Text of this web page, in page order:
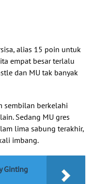
alias 15 poin untuk
empat besar terlalu
dan MU tak banyak
sembilan berkelahi
Sedang MU gres
lima sabung terakhir,
imbang.
Ginting